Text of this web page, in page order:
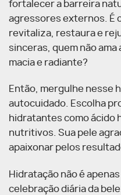
fortalecer a barreira
agressores externos. É
revitaliza, restaura e
sinceras, quem não
macia e radiante?
Então, mergulhe nesse
autocuidado. Escolha
hidratantes como ácido
nutritivos. Sua pele
apaixonar pelos
Hidratação não é
celebração diária da